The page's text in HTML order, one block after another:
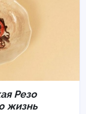
Резо
жизнь